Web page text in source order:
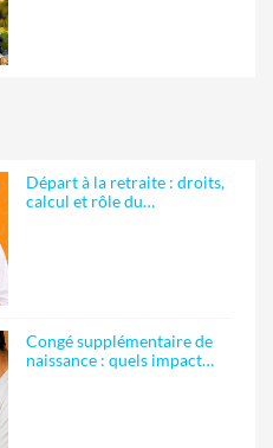
Départ à la retraite : droits,
calcul et rôle du…
Congé supplémentaire de
naissance : quels impact…